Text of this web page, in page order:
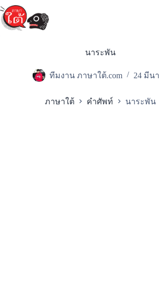
Skip
to
content
นาระพัน
ทีมงาน ภาษาใต้.com 24 มีน
ภาษาใต้ คำศัพท์ นาระพัน